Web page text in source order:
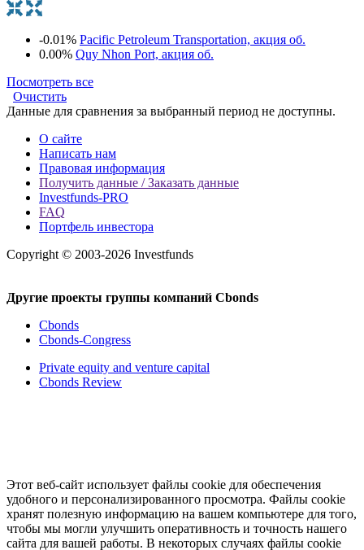
-0.01% Pacific Petroleum Transportation, акция об.
0.00% Quy Nhon Port, акция об.
Посмотреть все
Очистить
Данные для сравнения за выбранный период не доступны.
О сайте
Написать нам
Правовая информация
Получить данные / Заказать данные
Investfunds-PRO
FAQ
Портфель инвестора
Copyright © 2003-2026 Investfunds
Другие проекты группы компаний Cbonds
Cbonds
Cbonds-Congress
Private equity and venture capital
Cbonds Review
Этот веб-сайт использует файлы cookie для обеспечения
удобного и персонализированного просмотра. Файлы cookie
хранят полезную информацию на вашем компьютере для того,
чтобы мы могли улучшить оперативность и точность нашего
сайта для вашей работы. В некоторых случаях файлы cookie